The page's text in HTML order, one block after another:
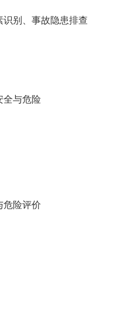
别、事故隐患排查
全与危险
危险评价